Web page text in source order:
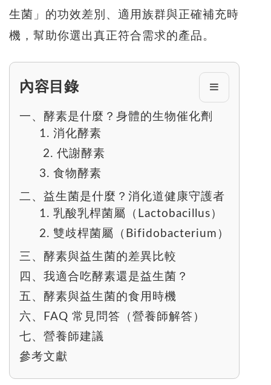
生菌」的功效差別、適用族群與正確補充時
機，幫助你選出真正符合需求的產品。
內容目錄
一、酵素是什麼？身體的生物催化劑
1. 消化酵素
2. 代謝酵素
3. 食物酵素
二、益生菌是什麼？消化道健康守護者
1. 乳酸乳桿菌屬（Lactobacillus）
2. 雙歧桿菌屬（Bifidobacterium）
三、酵素與益生菌的差異比較
四、我適合吃酵素還是益生菌？
五、酵素與益生菌的食用時機
六、FAQ 常見問答（營養師解答）
七、營養師建議
參考文獻